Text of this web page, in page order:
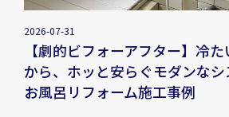
2026-07-31
【劇的ビフォーアフター】冷
から、ホッと安らぐモダンなシ
お風呂リフォーム施工事例